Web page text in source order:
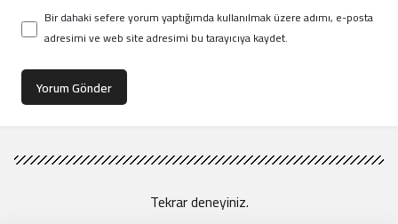
Bir dahaki sefere yorum yaptığımda kullanılmak üzere adımı, e-posta
adresimi ve web site adresimi bu tarayıcıya kaydet.
Yorum Gönder
Tekrar deneyiniz.